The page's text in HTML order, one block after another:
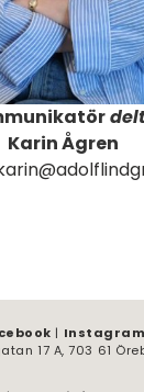
Karin Ågren
| Instagram
17 A, 703 61